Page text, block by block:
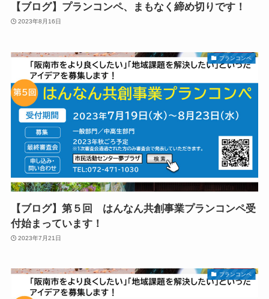
【ブログ】プランコンペ、まもなく締め切りです！
2023年8月16日
プランコンペ
【ブログ】第５回 はんなん共創事業プランコンペ受
付始まっています！
2023年7月21日
プランコンペ